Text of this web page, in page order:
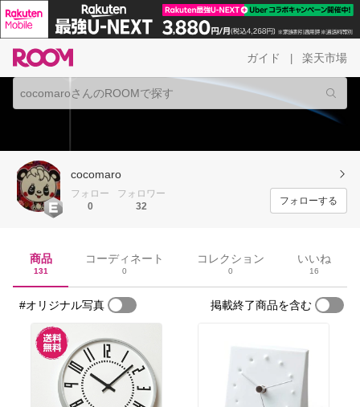
ガイド 楽天市場
cocomaro
フォロー
0
フォロワー
32
フォローする
商品
131
コーディネート
0
コレクション
0
いいね
16
#オリジナル写真 掲載終了商品を含む